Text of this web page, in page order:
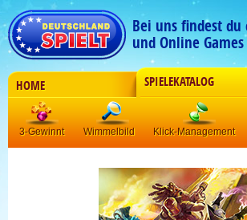
Bei uns findest
und Online
HOME SPIELEKATALOG
3-Gewinnt Wimmelbild Klick-Management